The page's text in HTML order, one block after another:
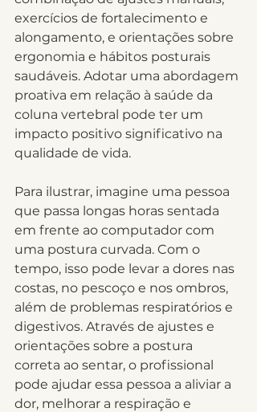
exercícios de fortalecimento e
alongamento, e orientações sobre
ergonomia e hábitos posturais
saudáveis. Adotar uma abordagem
proativa em relação à saúde da
coluna vertebral pode ter um
impacto positivo significativo na
qualidade de vida.
Para ilustrar, imagine uma pessoa
que passa longas horas sentada
em frente ao computador com
uma postura curvada. Com o
tempo, isso pode levar a dores nas
costas, no pescoço e nos ombros,
além de problemas respiratórios e
digestivos. Através de ajustes e
orientações sobre a postura
correta ao sentar, o profissional
pode ajudar essa pessoa a aliviar a
dor, melhorar a respiração e